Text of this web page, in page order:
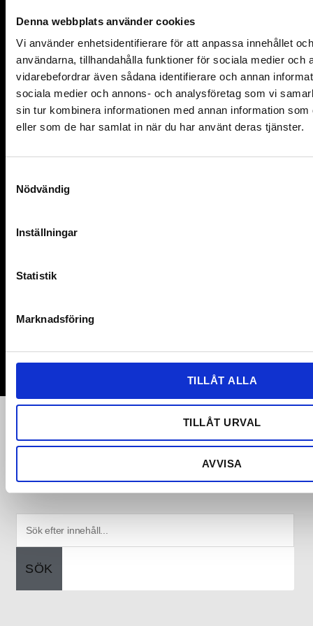
Denna webbplats använder cookies
Vi använder enhetsidentifierare för att anpassa innehållet
användarna, tillhandahålla funktioner för sociala medier och
vidarebefordrar även sådana identifierare och annan
sociala medier och annons- och analysföretag som vi
sin tur kombinera informationen med annan information som
eller som de har samlat in när du har använt deras tjänster.
Nödvändig
Inställningar
Statistik
Marknadsföring
TILLÅT ALLA
TILLÅT URVAL
AVVISA
Facebook
Instagram
Twitter
Youtube
Swish: 123 900 11 08
STÖD OSS
SÖK